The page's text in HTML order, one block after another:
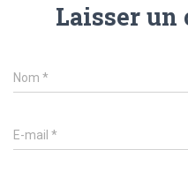
Laisser un
Nom *
E-mail *